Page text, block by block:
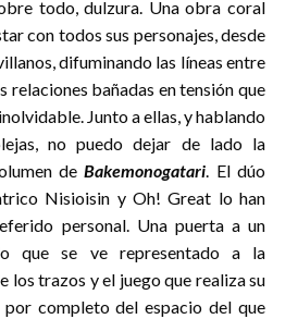
todo, dulzura. Una obra coral
con todos sus personajes, desde
difuminando las líneas entre
relaciones bañadas en tensión que
Junto a ellas, y hablando
no puedo dejar de lado la
deBakemonogatari. El dúo
Nisioisin y Oh! Great lo han
personal. Una puerta a un
que se ve representado a la
los trazos y el juego que realiza su
por completo del espacio del que